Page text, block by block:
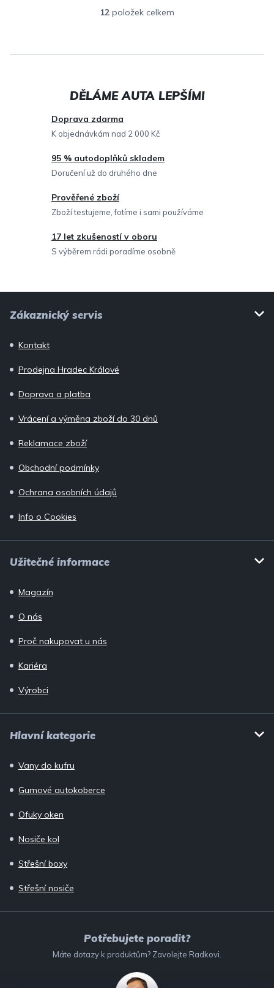
O
l
a
í
p
r
y
v
ý
12 položek celkem
Doprava zdarma
K objednávkám nad 2 000 Kč
95 % autodoplňků skladem
Doručení už do druhého dne
Prověřené zboží
Zboží testujeme, fotíme i sami používáme
17 let zkušeností v oboru
S výběrem rádi poradíme osobně
Zákaznický servis
Kontakt
Prodejna Hradec Králové
Doprava a platba
Vrácení a výměna zboží do 30 dnů
Reklamace zboží
Obchodní podmínky
Ochrana osobních údajů
Info o Cookies
Užitečné informace
Magazín
O nás
Proč nakupovat u nás
Kariéra
Výrobci
Hlavní kategorie
Vany do kufru
Gumové autokoberce
Ofuky oken
Nosiče kol
Střešní boxy
Střešní nosiče
Potřebujete poradit?
Máte dotazy k produktům? Zavolejte Radkovi.